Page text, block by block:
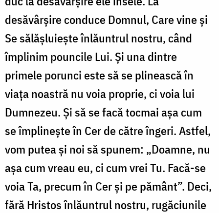
desăvârşire conduce Domnul, Care vine şi
Se sălăşluieşte înlăuntrul nostru, când
împlinim pouncile Lui. Şi una dintre
primele porunci este să se plinească în
viaţa noastră nu voia proprie, ci voia lui
Dumnezeu. Şi să se facă tocmai aşa cum
se împlineşte în Cer de către îngeri. Astfel,
vom putea şi noi să spunem: „Doamne, nu
aşa cum vreau eu, ci cum vrei Tu. Facă-se
voia Ta, precum în Cer şi pe pământ”. Deci,
fără Hristos înlăuntrul nostru, rugăciunile